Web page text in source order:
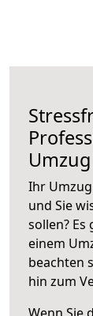
Ihr
und Sie
sollen?
einem
beachten
hin zum